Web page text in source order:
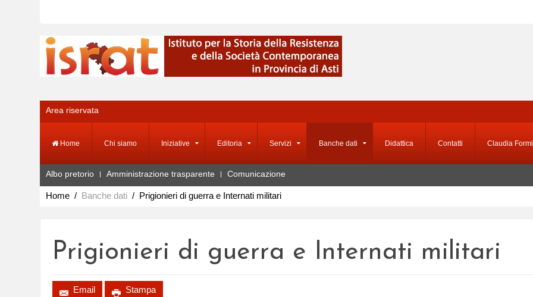
Area riservata
Home Chi siamo Iniziative Editoria Servizi Banche dati Didattica Contatti Claudia
Albo pretorio Amministrazione trasparente Comunicazione
Home Banche dati Prigionieri di guerra e Internati militari
Prigionieri di guerra e Internati militari
Email Stampa